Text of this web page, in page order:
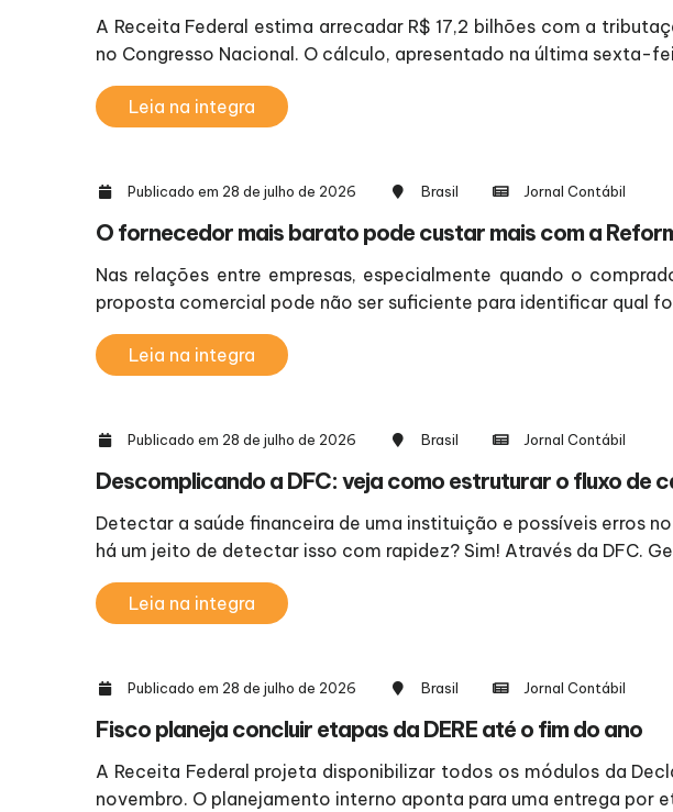
A Receita Federal estima arrecadar R$ 17,2 bilhões com a
no Congresso Nacional. O cálculo, apresentado na última sexta-
Leia na integra
Publicado em 28 de julho de 2026 Brasil Jornal Contábil
O fornecedor mais barato pode custar mais com a
Nas relações entre empresas, especialmente quando o
proposta comercial pode não ser suficiente para identificar qual
Leia na integra
Publicado em 28 de julho de 2026 Brasil Jornal Contábil
Descomplicando a DFC: veja como estruturar o fluxo de
Detectar a saúde financeira de uma instituição e possíveis erros
há um jeito de detectar isso com rapidez? Sim! Através da DFC.
Leia na integra
Publicado em 28 de julho de 2026 Brasil Jornal Contábil
Fisco planeja concluir etapas da DERE até o fim do ano
A Receita Federal projeta disponibilizar todos os módulos da
novembro. O planejamento interno aponta para uma entrega por